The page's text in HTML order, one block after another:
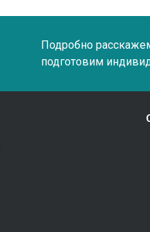
Подробно
подготовим